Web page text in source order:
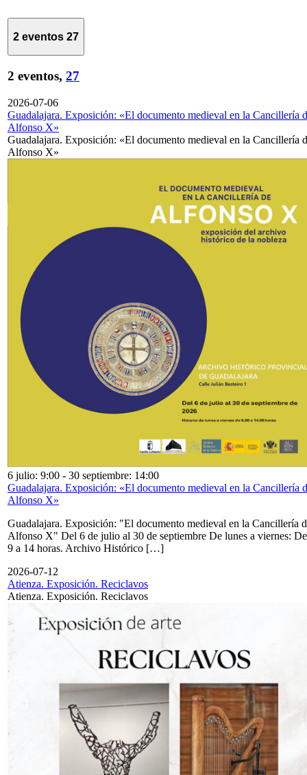
2 eventos 27
2 eventos, 27
2026-07-06
Guadalajara. Exposición: «El documento medieval en la Cancillería
Alfonso X»
Guadalajara. Exposición: «El documento medieval en la Cancillería
Alfonso X»
6 julio: 9:00 - 30 septiembre: 14:00
Guadalajara. Exposición: «El documento medieval en la Cancillería
Alfonso X»
Guadalajara. Exposición: "El documento medieval en la Cancillería
Alfonso X" Del 6 de julio al 30 de septiembre De lunes a viernes: De
9 a 14 horas. Archivo Histórico […]
2026-07-12
Atienza. Exposición. Reciclavos
Atienza. Exposición. Reciclavos